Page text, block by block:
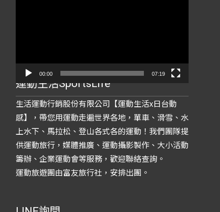
00:00 07:19
運動生活SportsLife
生活運動行銷股份有限公司【運動生活x日台動
感】，帶您用運動走遍世界各地，單車、滑雪、水
上水下、馬拉松、登山各式各的運動！我們團隊提
供運動旅行，媒體推廣、運動攝影製作、大小活動
籌辦、企業運動會等服務，歡迎聯絡查詢。
運動旅遊團由富友旅行社，安排出團。